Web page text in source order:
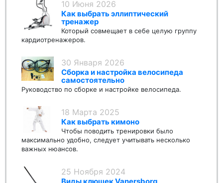
10 Июня 2026
Как выбрать эллиптический
тренажер
Который совмещает в себе целую группу
кардиотренажеров.
30 Января 2026
Сборка и настройка велосипеда
самостоятельно
Руководство по сборке и настройке велосипеда.
18 Марта 2025
Как выбрать кимоно
Чтобы поводить тренировки было
максимально удобно, следует учитывать несколько
важных нюансов.
25 Ноября 2024